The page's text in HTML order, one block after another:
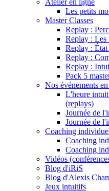
Atelier en ligne
Les petits
Master Classes
Replay :
Replay : Les
Replay :
Replay :
Replay :
Pack 5
Nos événements
L'heure
(replays)
Journée de
Journée de
Coaching
Coaching
Coaching
Vidéos
Blog d'iRiS
Blog d'Alexis
Jeux intuitifs